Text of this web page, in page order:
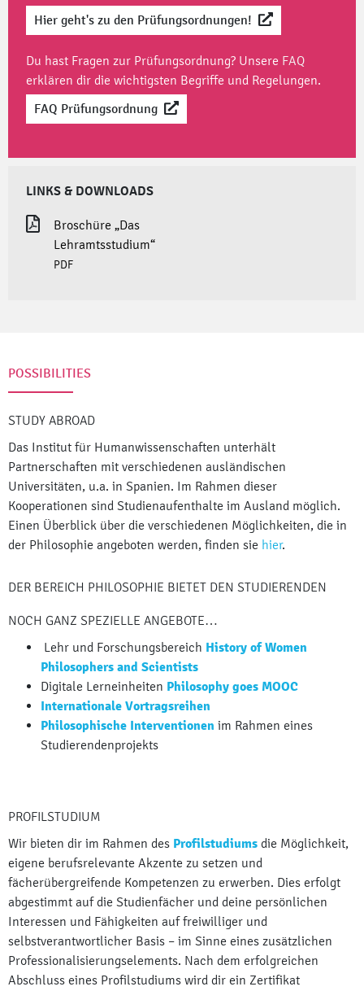
Hier geht's zu den Prüfungsordnungen!
Du hast Fragen zur Prüfungsordnung? Unsere FAQ
erklären dir die wichtigsten Begriffe und Regelungen.
FAQ Prüfungsordnung
LINKS & DOWNLOADS
Broschüre „Das
Lehramtsstudium“
PDF
POSSIBILITIES
STUDY ABROAD
Das Institut für Humanwissenschaften unterhält
Partnerschaften mit verschiedenen ausländischen
Universitäten, u.a. in Spanien. Im Rahmen dieser
Kooperationen sind Studienaufenthalte im Ausland möglich.
Einen Überblick über die verschiedenen Möglichkeiten, die in
der Philosophie angeboten werden, finden sie hier.
DER BEREICH PHILOSOPHIE BIETET DEN STUDIERENDEN
NOCH GANZ SPEZIELLE ANGEBOTE…
Lehr und Forschungsbereich History of Women
Philosophers and Scientists
Digitale Lerneinheiten Philosophy goes MOOC
Internationale Vortragsreihen
Philosophische Interventionen im Rahmen eines
Studierendenprojekts
PROFILSTUDIUM
Wir bieten dir im Rahmen des Profilstudiums die Möglichkeit,
eigene berufsrelevante Akzente zu setzen und
fächerübergreifende Kompetenzen zu erwerben. Dies erfolgt
abgestimmt auf die Studienfächer und deine persönlichen
Interessen und Fähigkeiten auf freiwilliger und
selbstverantwortlicher Basis – im Sinne eines zusätzlichen
Professionalisierungselements. Nach dem erfolgreichen
Abschluss eines Profilstudiums wird dir ein Zertifikat